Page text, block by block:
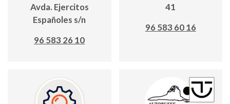
Avda. Ejercitos
Españoles s/n
96 583 26 10
41
96 583 60 16